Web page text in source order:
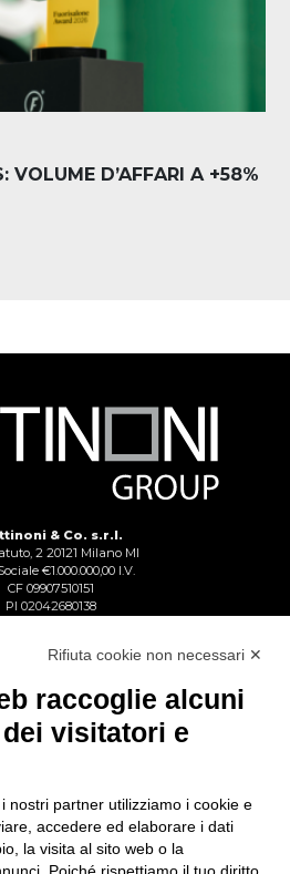
VOLUME D’AFFARI A +58%
& Co. s.r.l.
2 20121 Milano MI
€1.000.000,00 I.V.
CF 09907510151
PI 02042680138
Rifiuta cookie non necessari ✕
raccoglie alcuni
visitatori e
nostri partner utilizziamo i cookie e
accedere ed elaborare i dati
la visita al sito web o la